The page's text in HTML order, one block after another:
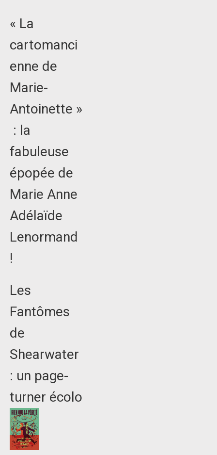
« La
cartomanci
enne de
Marie-
Antoinette »
: la
fabuleuse
épopée de
Marie Anne
Adélaïde
Lenormand
!
Les
Fantômes
de
Shearwater
: un page-
turner écolo